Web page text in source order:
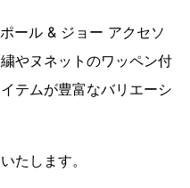
ール & ジョー アクセソ
やヌネットのワッペン付
テムが豊富なバリエーシ
たします。